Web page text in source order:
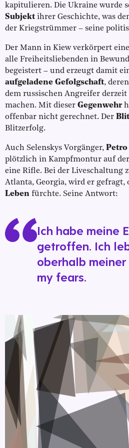
kapitulieren. Die Ukraine wurde
Subjekt ihrer Geschichte, was
der Kriegstrümmer – seine
Der Mann in Kiew verkörpert eine
alle Freiheitsliebenden in
begeistert – und erzeugt damit
aufgeladene Gefolgschaft,
dem russischen Angreifer
machen. Mit dieser Gegenwehr
offenbar nicht gerechnet. Der
Blitzerfolg.
Auch Selenskys Vorgänger, Petro
plötzlich in Kampfmontur auf der
eine Rifle. Bei der Liveschaltung
Atlanta, Georgia, wird er gefragt,
Leben fürchte. Seine Antwort:
Ich habe meine
getroffen. Ich
oberhalb
my fears.